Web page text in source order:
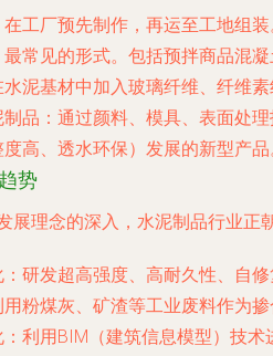
在工厂预先制作，再运至工地组
最常见的形式。包括预拌商品混
水泥基材中加入玻璃纤维、纤维
品 ：通过颜料、模具、表面处
高、透水环保）发展的新型产品
势
展理念的深入，水泥制品行业正
：研发超高强度、高耐久性、自
用粉煤灰、矿渣等工业废料作为
：利用BIM（建筑信息模型）技